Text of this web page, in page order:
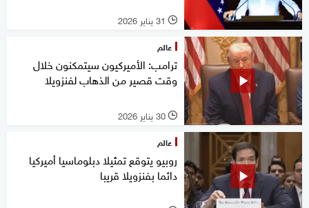
l 31 يناير 2026
عالم
ترامب: الأميركيون سيتمكنون خلال
وقت قصير من الذهاب لفنزويلا
l 30 يناير 2026
عالم
روبيو يتوقع تمثيلا دبلوماسيا أميركيا
دائما بفنزويلا قريبا